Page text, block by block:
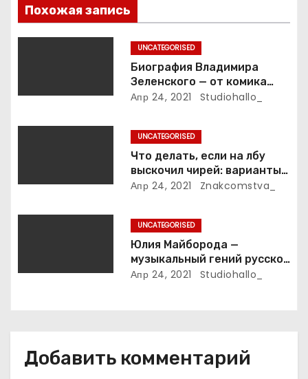
з
а
и
с
м
Похожая запись
UNCATEGORISED
Биография Владимира
Зеленского — от комика
студии «Квартал 95» до
личная жизнь
Апр 24, 2021 Studiohallo_
UNCATEGORISED
Что делать, если на лбу
выскочил чирей: варианты
лечения
Апр 24, 2021 Znakcomstva_
UNCATEGORISED
Юлия Майборода —
музыкальный гений русской
эстрады и победительница
Апр 24, 2021 Studiohallo_
Добавить комментарий